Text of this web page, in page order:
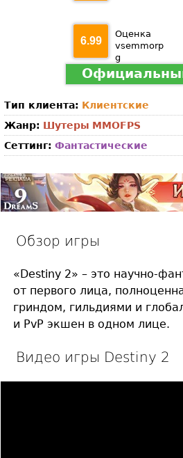
6.99
Оценка
vsemmorp
g
Тип клиента: Клиентские
Жанр: Шутеры MMOFPS
Сеттинг: Фантастические
Обзор игры
«Destiny 2» – это научно-
от первого лица,
гриндом, гильдиями и
и PvP экшен в одном лице.
Видео игры Destiny 2